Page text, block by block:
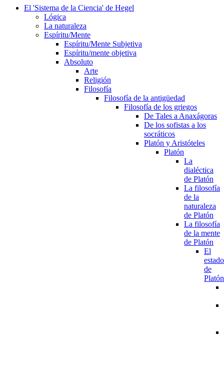
El 'Sistema de la Ciencia' de Hegel
Lógica
La naturaleza
Espíritu/Mente
Espíritu/Mente Subjetiva
Espíritu/mente objetiva
Absoluto
Arte
Religión
Filosofía
Filosofía de la antigüedad
Filosofía de los griegos
De Tales a Anaxágoras
De los sofistas a los
socráticos
Platón y Aristóteles
Platón
La
dialéctica
de Platón
La filosofía
de la
naturaleza
de Platón
La filosofía
de la mente
de Platón
El
estado
de
Platón